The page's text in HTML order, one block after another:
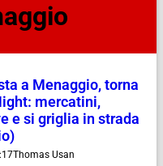
a Menaggio, torna
mercatini,
e si griglia in strada
Thomas Usan